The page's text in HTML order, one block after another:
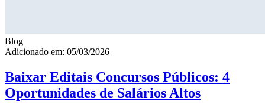
Blog
Adicionado em: 05/03/2026
Baixar Editais Concursos Públicos: 4
Oportunidades de Salários Altos